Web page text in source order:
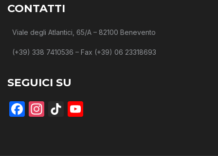
CONTATTI
Viale degli Atlantici, 65/A – 82100 Benevento
(+39) 338 7410536 – Fax (+39) 06 23318693
SEGUICI SU
Facebook
Instagram
TikTok